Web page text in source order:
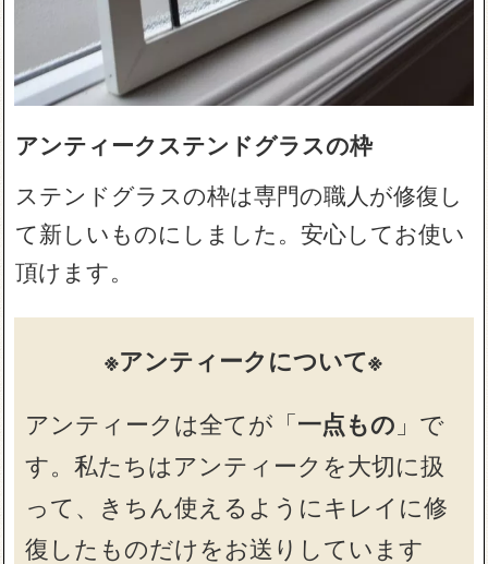
アンティークステンドグラスの枠
ステンドグラスの枠は専門の職人が修復し
て新しいものにしました。安心してお使い
頂けます。
※アンティークについて※
アンティークは全てが「一点もの 」で
す。私たちはアンティークを大切に扱
って、きちん使えるようにキレイに修
復したものだけをお送りしています